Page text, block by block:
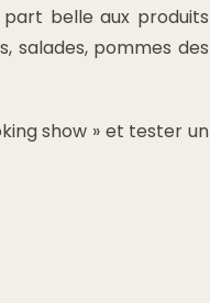
belle aux produits
salades, pommes des
show » et tester un